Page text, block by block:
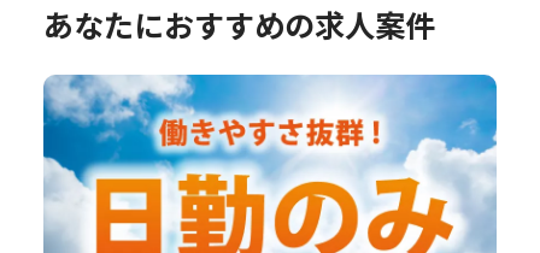
あなたにおすすめの求人案件